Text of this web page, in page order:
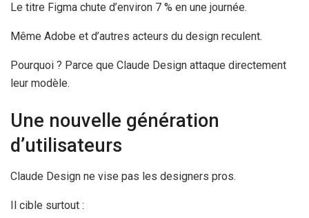
Le titre Figma chute d’environ 7 % en une journée.
Même Adobe et d’autres acteurs du design reculent.
Pourquoi ? Parce que Claude Design attaque directement
leur modèle.
Une nouvelle génération
d’utilisateurs
Claude Design ne vise pas les designers pros.
Il cible surtout :